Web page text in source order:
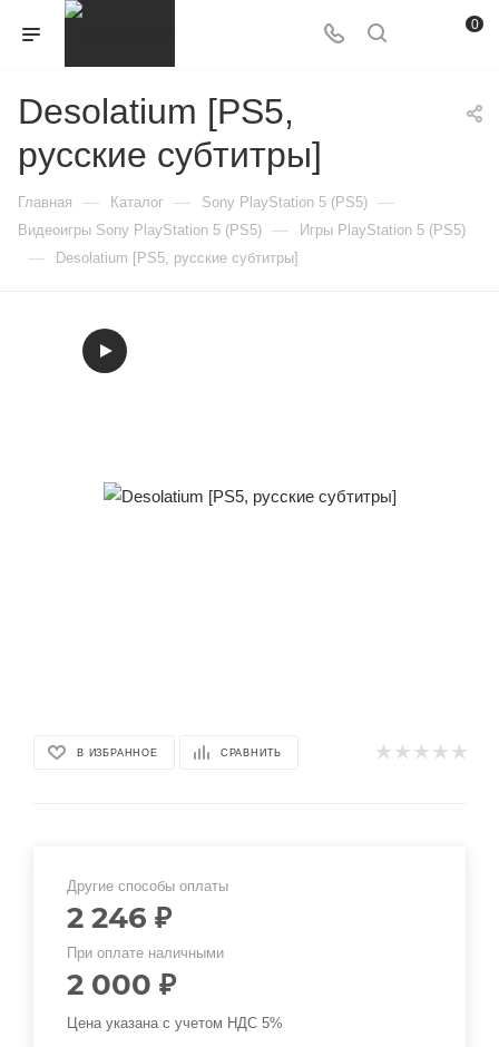
0
Desolatium [PS5,
русские субтитры]
Главная — Каталог — Sony PlayStation 5 (PS5) —
Видеоигры Sony PlayStation 5 (PS5) — Игры PlayStation 5 (PS5)
— Desolatium [PS5, русские субтитры]
В ИЗБРАННОЕ СРАВНИТЬ
Другие способы оплаты
2 246 ₽
При оплате наличными
2 000 ₽
Цена указана с учетом НДС 5%